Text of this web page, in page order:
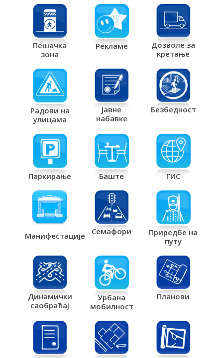
Пешачка
зона
Рекламе
Дозволе за
кретање
Радови на
улицама
Јавне
набавке
Безбедност
Паркирање Баште ГИС
Манифестације Семафори
Приредбе на
путу
Динамички
саобраћај
Урбана
мобилност
Планови